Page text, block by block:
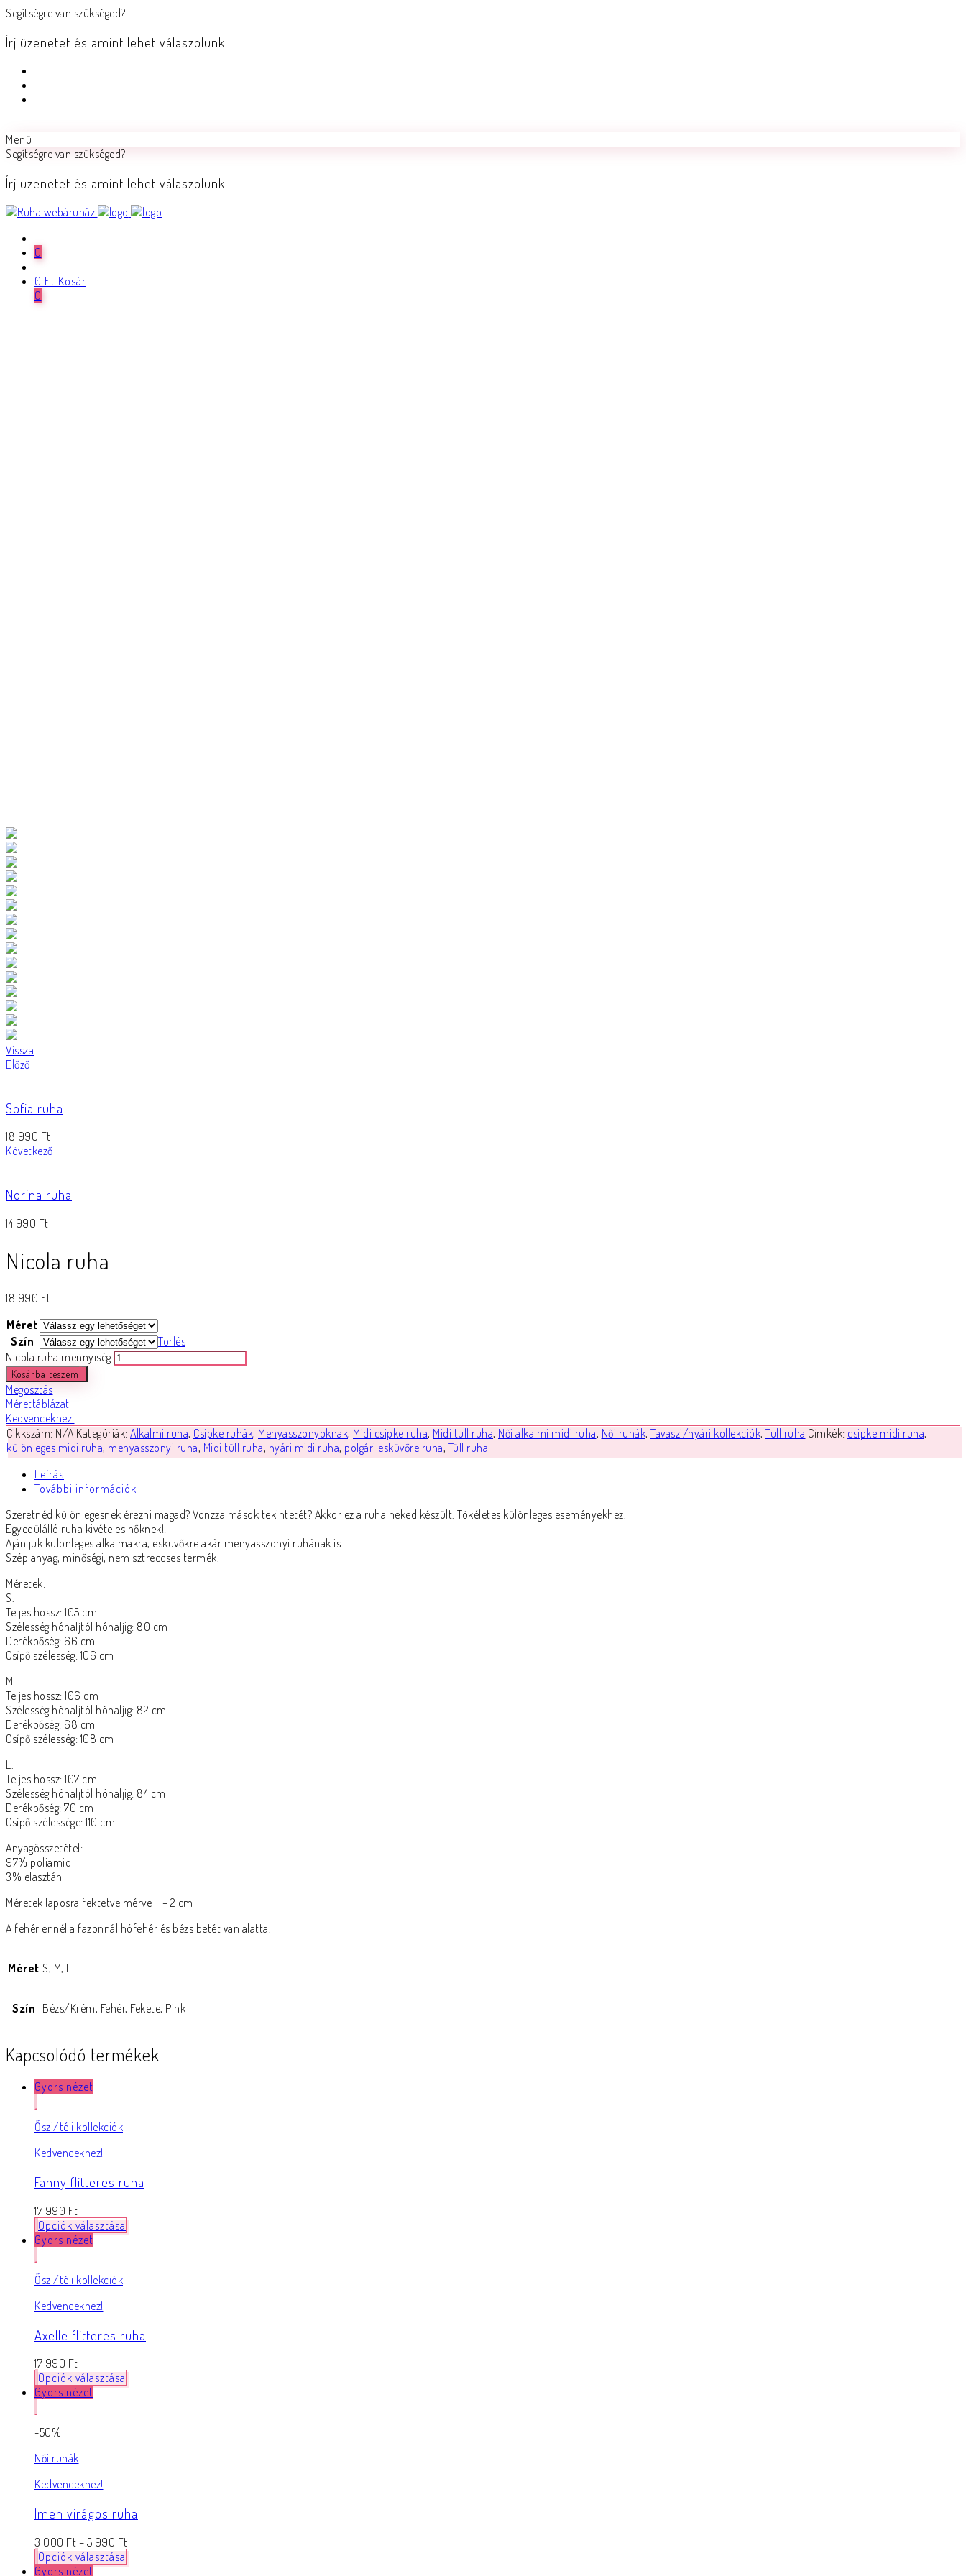
Segítségre van szükséged?
Írj üzenetet és amint lehet válaszolunk!
Menü
Segítségre van szükséged?
Írj üzenetet és amint lehet válaszolunk!
0
0 Ft Kosár
0
Vissza
Előző
Sofia ruha
18 990 Ft
Következő
Norina ruha
14 990 Ft
Nicola ruha
18 990 Ft
Méret
Szín
Törlés
Nicola ruha mennyiség
Kosárba teszem
Megosztás
Mérettáblázat
Kedvencekhez!
Cikkszám: N/A Kategóriák: Alkalmi ruha, Csipke ruhák, Menyasszonyoknak, Midi csipke ruha, Midi tüll ruha, Női alkalmi midi ruha, Női ruhák, Tavaszi/nyári kollekciók, Tüll ruha Címkék: csipke midi ruha,
különleges midi ruha, menyasszonyi ruha, Midi tüll ruha, nyári midi ruha, polgári esküvőre ruha, Tüll ruha
Leírás
További információk
Szeretnéd különlegesnek érezni magad? Vonzza mások tekintetét? Akkor ez a ruha neked készült. Tökéletes különleges eseményekhez.
Egyedülálló ruha kivételes nőknek!!
Ajánljuk különleges alkalmakra, esküvőkre akár menyasszonyi ruhának is.
Szép anyag, minőségi, nem sztreccses termék.
Méretek:
S.
Teljes hossz: 105 cm
Szélesség hónaljtól hónaljig: 80 cm
Derékbőség: 66 cm
Csípő szélesség: 106 cm
M.
Teljes hossz: 106 cm
Szélesség hónaljtól hónaljig: 82 cm
Derékbőség: 68 cm
Csípő szélesség: 108 cm
L.
Teljes hossz: 107 cm
Szélesség hónaljtól hónaljig: 84 cm
Derékbőség: 70 cm
Csípő szélessége: 110 cm
Anyagösszetétel:
97% poliamid
3% elasztán
Méretek laposra fektetve mérve + – 2 cm
A fehér ennél a fazonnál hófehér és bézs betét van alatta.
Méret S, M, L
Szín Bézs/Krém, Fehér, Fekete, Pink
Kapcsolódó termékek
Gyors nézet
Őszi/téli kollekciók
Kedvencekhez!
Fanny flitteres ruha
17 990 Ft
Opciók választása
Gyors nézet
Őszi/téli kollekciók
Kedvencekhez!
Axelle flitteres ruha
17 990 Ft
Opciók választása
Gyors nézet
-50%
Női ruhák
Kedvencekhez!
Imen virágos ruha
3 000 Ft – 5 990 Ft
Opciók választása
Gyors nézet